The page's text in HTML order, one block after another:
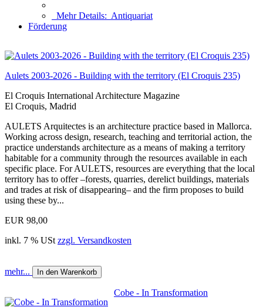
Mehr Details: Antiquariat
Förderung
Aulets 2003-2026 - Building with the territory (El Croquis 235)
El Croquis International Architecture Magazine
El Croquis, Madrid
AULETS Arquitectes is an architecture practice based in Mallorca.
Working across design, research, teaching and territorial action, the
practice understands architecture as a means of making a territory
habitable for a community through the resources available in each
specific place. For AULETS, resources are everything that the local
territory has to offer –forests, quarries, derelict buildings, materials
and trades at risk of disappearing– and the firm proposes to build
using these by...
EUR 98,00
inkl. 7 % USt zzgl. Versandkosten
mehr... In den Warenkorb
Cobe - In Transformation